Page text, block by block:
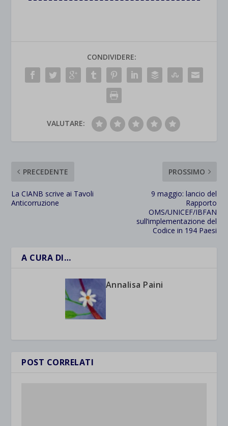
CONDIVIDERE:
VALUTARE:
PRECEDENTE
La CIANB scrive ai Tavoli
Anticorruzione
PROSSIMO
9 maggio: lancio del
Rapporto
OMS/UNICEF/IBFAN
sull’implementazione del
Codice in 194 Paesi
A CURA DI…
Annalisa Paini
POST CORRELATI